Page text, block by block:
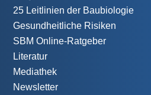
25 Leitlinien der Baubiologie
Gesundheitliche Risiken
SBM Online-Ratgeber
Literatur
Mediathek
Newsletter